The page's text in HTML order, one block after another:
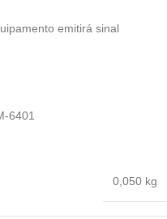
emitirá sinal
6401
0,050 kg